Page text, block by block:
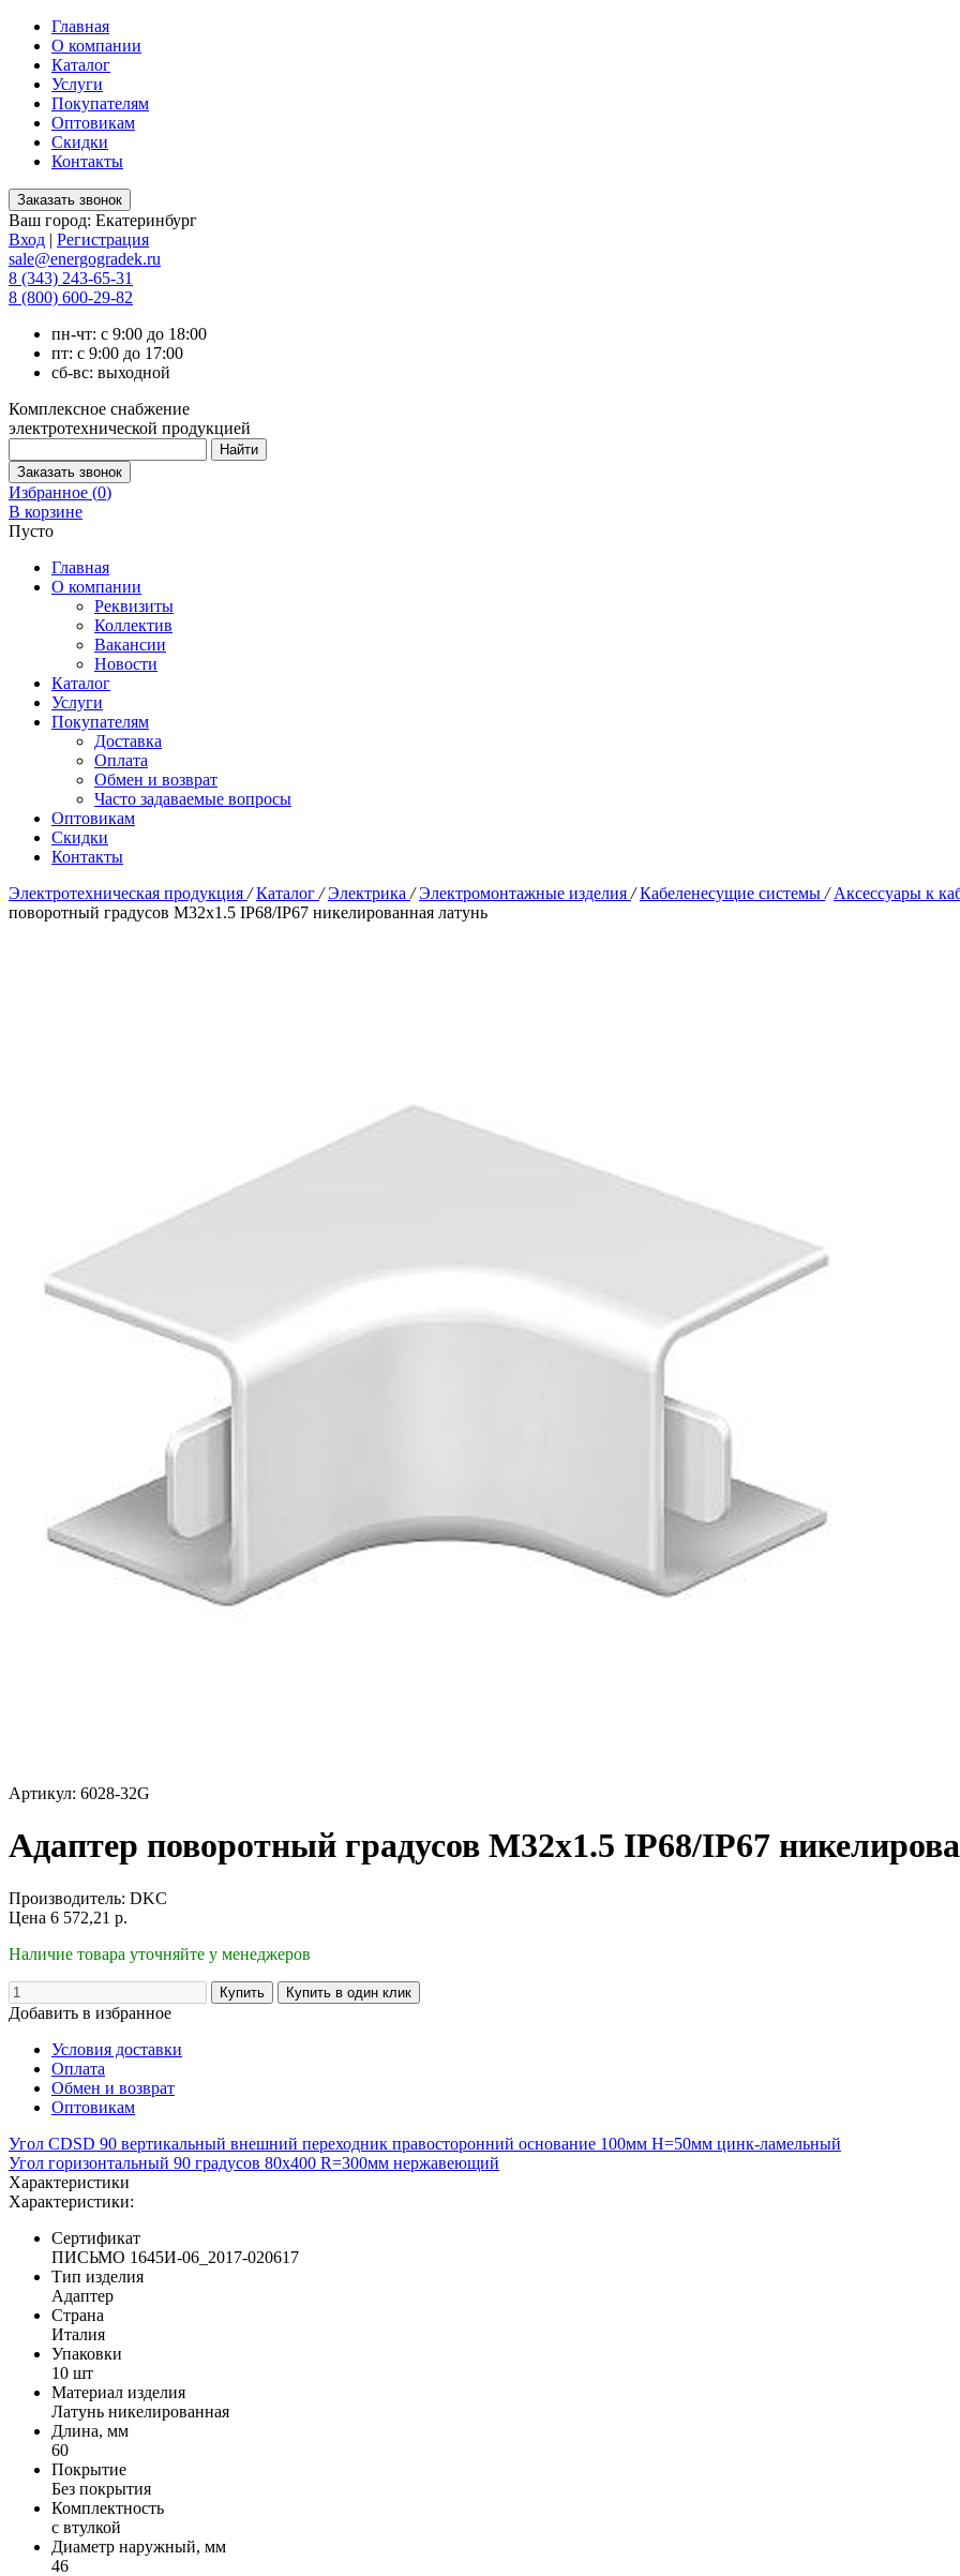
Главная
О компании
Каталог
Услуги
Покупателям
Оптовикам
Скидки
Контакты
Ваш город: Екатеринбург
Вход | Регистрация
sale@energogradek.ru
8 (343) 243-65-31
8 (800) 600-29-82
пн-чт: с 9:00 до 18:00
пт: с 9:00 до 17:00
сб-вс: выходной
Комплексное снабжение
электротехнической продукцией
Избранное (0)
В корзине
Пусто
Главная
О компании
Реквизиты
Коллектив
Вакансии
Новости
Каталог
Услуги
Покупателям
Доставка
Оплата
Обмен и возврат
Часто задаваемые вопросы
Оптовикам
Скидки
Контакты
Электротехническая продукция / Каталог / Электрика / Электромонтажные изделия / Кабеленесущие системы / Аксессуары к
поворотный градусов M32x1.5 IP68/IP67 никелированная латунь
Артикул: 6028-32G
Адаптер поворотный градусов M32x1.5 IP68/IP67
Производитель: DKC
Цена 6 572,21 р.
Наличие товара уточняйте у менеджеров
Добавить в избранное
Условия доставки
Оплата
Обмен и возврат
Оптовикам
Угол CDSD 90 вертикальный внешний переходник правосторонний основание 100мм H=50мм цинк-ламельный
Угол горизонтальный 90 градусов 80x400 R=300мм нержавеющий
Характеристики
Характеристики:
Сертификат
ПИСЬМО 1645И-06_2017-020617
Тип изделия
Адаптер
Страна
Италия
Упаковки
10 шт
Материал изделия
Латунь никелированная
Длина, мм
60
Покрытие
Без покрытия
Комплектность
с втулкой
Диаметр наружный, мм
46